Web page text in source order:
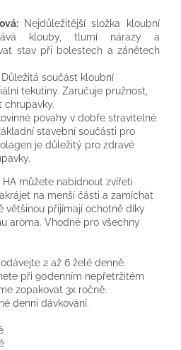
Nejdůležitější složka kloubní
klouby, tlumí nárazy a
stav při bolestech a zánětech
Důležitá součást kloubní
tekutiny. Zaručuje pružnost,
chrupavky.
povahy v dobře stravitelné
stavební součásti pro
je důležitý pro zdravé
HA můžete nabídnout zvířeti
na menší části a zamíchat
většinou přijímají ochotně díky
aroma. Vhodné pro všechny
2 až 6 želé denně.
při 90denním nepřetržitém
zopakovat 3x ročně.
denní dávkování.